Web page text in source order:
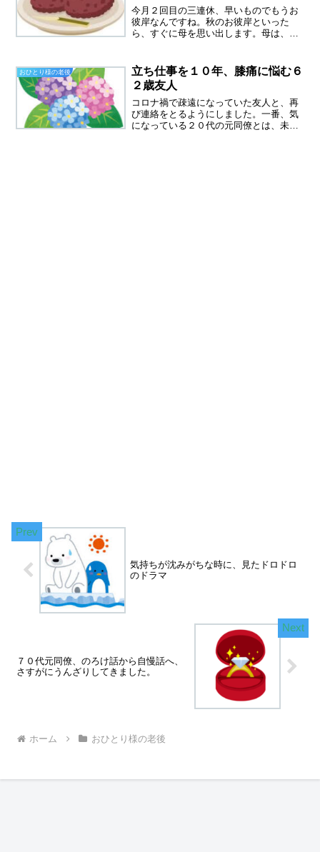
今月２回目の三連休、早いものでもうお
彼岸なんですね。秋のお彼岸といった
ら、すぐに母を思い出します。母は、お
去記事を読んで思い出しました、当時の
生々しい記憶がよみがえって...
おひとり様の老後
立ち仕事を１０年、膝痛に悩む６
２歳友人
コロナ禍で疎遠になっていた友人と、再
び連絡をとるようにしました。一番、気
になっている２０代の元同僚とは、未だ
気持ちが沈みがちな時に、見たドロドロ
のドラマ
７０代元同僚、のろけ話から自慢話へ、
さすがにうんざりしてきました。
ホーム おひとり様の老後